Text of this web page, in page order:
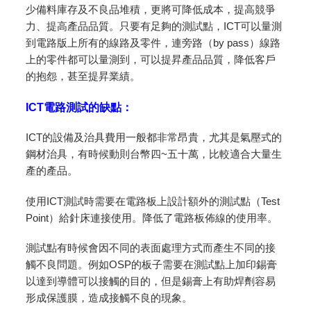
少備料庫存及不良品堆積，更將可降低成本，提高競爭
力、提高產品品質。只要有足夠的測試點，ICT可以量測
到電路版上所有的線路及零件，連旁路（by pass）線路
上的零件都可以量測到，可以提昇產品品質，降低客戶
的抱怨，甚至提昇業績。
ICT電路測試的缺點：
ICT的設備及治具費用一般都非常昂貴，尤其是氣壓式的
鋼材治具，有時候動則台幣四~五十萬，比較適合大量生
產的產品。
使用ICT測試時需要在電路板上設計額外的測試點（Test
Point）給針床連接使用。降低了電路板佈線的使用率。
測試點有時候會因不同的表面處理方式而產生不同的接
觸不良問題。例如OSP的板子需要在測試點上加印錫膏
以達到導體可以接觸的目的，但是錫膏上有助焊劑容易
形成保護膜，造成接觸不良的現象。